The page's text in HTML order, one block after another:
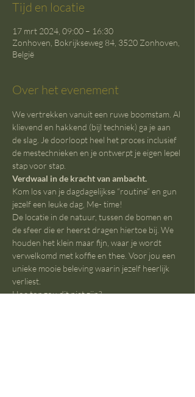
Tijd en locatie
17 mrt 2024, 09:00 – 16:30
Zonhoven, Bokrijkseweg 84, 3520 Zonhoven,
België
Over het evenement
We vertrekken vanuit een ruwe boomstam. Al
klievend en hakkend (bijl techniek) ga je aan
de slag. Je doorloopt heel het proces inclusief
de mestechnieken en je ontwerpt je eigen lepel
stap voor stap.
Verdwaal in de kracht van ambacht.
Kom los van je dagdagelijkse “routine” en gun
jezelf een leuke dag, Me- time!
De locatie in de natuur, tussen de bomen en
de sfeer die er heerst dragen hiertoe bij. We
houden het klein maar fijn, waar je wordt
verwelkomd met koffie en thee. Voor jou een
unieke mooie beleving waarin jezelf heerlijk
verliest.
Hoe top zou dit niet zijn?